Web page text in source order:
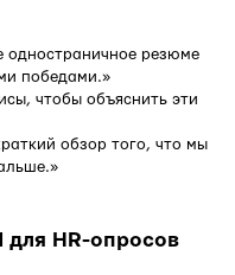
одностраничное резюме
победами.»
чтобы объяснить эти
обзор того, что мы
HR-опросов